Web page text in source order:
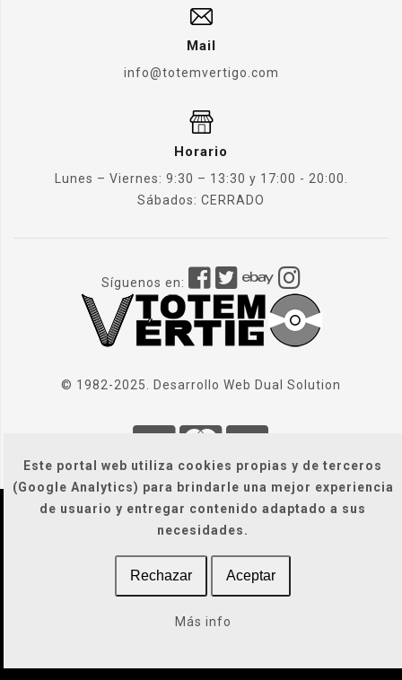
Este portal web utiliza cookies propias y de terceros
(Google Analytics) para brindarle una mejor experiencia
de usuario y entregar contenido adaptado a sus
necesidades.
Rechazar Aceptar
Más info
Mail
info@totemvertigo.com
Horario
Lunes – Viernes: 9:30 – 13:30 y 17:00 - 20:00.
Sábados: CERRADO
Síguenos en:
© 1982-2025. Desarrollo Web Dual Solution
| Condiciones Generales
Legal / Privacidad / Cookies / Accesibilidad